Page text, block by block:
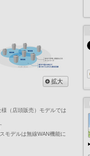
拡大
（店頭販売）モデルでは
モデルは無線WAN機能に